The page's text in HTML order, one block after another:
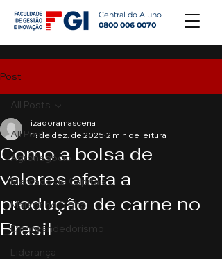
Central do Aluno
0800 006 0070
Post
All Posts
Agronegócio
Mercado de Capitais
Marketing Digital
Empreendedorismo
Liderança
All Posts
Como a bolsa de
valores afeta a
produção de carne no
Brasil
izadoramascena
11 de dez. de 2025 2 min de leitura